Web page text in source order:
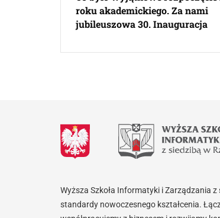
roku akademickiego. Za nami
jubileuszowa 30. Inauguracja
Wyższa Szkoła Informatyki i Zarządzania
standardy nowoczesnego kształcenia.